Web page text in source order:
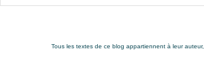
Tous les textes de ce blog appartiennent à leur